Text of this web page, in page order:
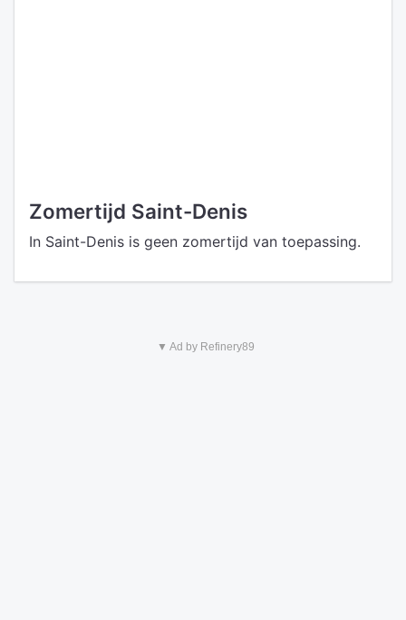
Zomertijd Saint-Denis
In Saint-Denis is geen zomertijd van toepassing.
▼ Ad by Refinery89